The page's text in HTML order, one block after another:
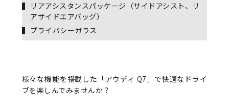
リアアシスタンスパッケージ（サイドアシスト、リ
アサイドエアバッグ）
プライバシーガラス
様々な機能を搭載した「アウディ Q7」で快適なドライ
ブを楽しんでみませんか？